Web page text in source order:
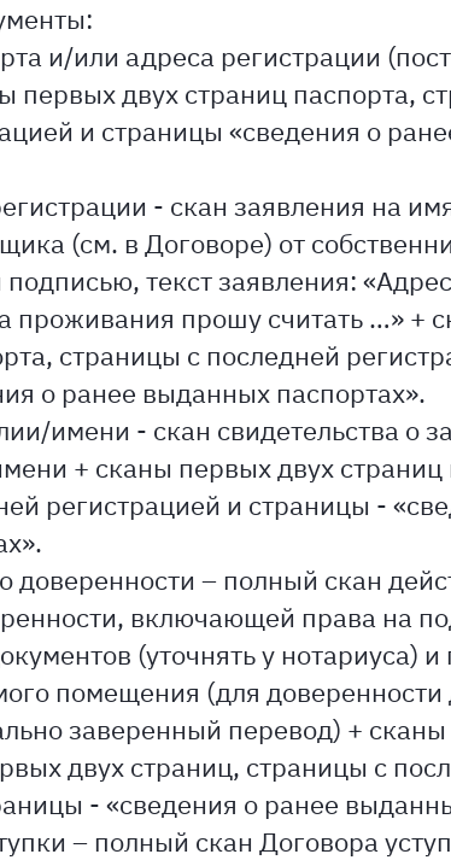
и/или адреса регистрации
первых двух страниц паспорта,
и страницы «сведения о
- скан заявления на
(см. в Договоре) от
подписью, текст заявления:
проживания прошу считать …» +
страницы с последней
о ранее выданных паспортах».
имени - скан свидетельства о
+ сканы первых двух страниц
регистрацией и страницы -
доверенности – полный скан
включающей права на
(уточнять у нотариуса)
помещения (для доверенности
заверенный перевод) +
двух страниц, страницы с
- «сведения о ранее
– полный скан Договора